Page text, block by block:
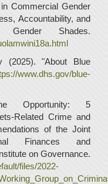
Commercial Gender
Accountability, and
Gender Shades.
(2025). "About Blue
www.dhs.gov/blue-
Opportunity: 5
Related Crime and
of the Joint
Finances and
on Governance.
files/2022-